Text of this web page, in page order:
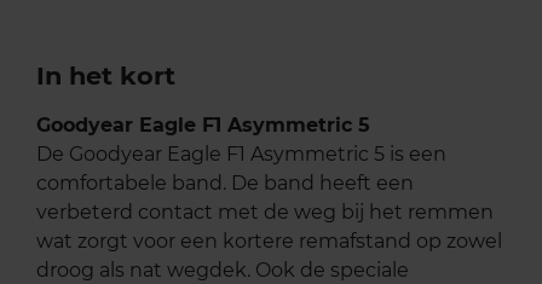
In het kort
Goodyear Eagle F1 Asymmetric 5
De Goodyear Eagle F1 Asymmetric 5 is een
comfortabele band. De band heeft een
verbeterd contact met de weg bij het remmen
wat zorgt voor een kortere remafstand op zowel
droog als nat wegdek. Ook de speciale